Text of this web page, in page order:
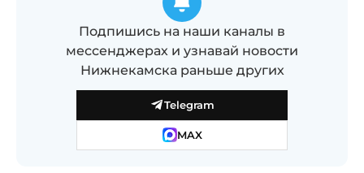
Подпишись на наши каналы в
мессенджерах и узнавай новости
Нижнекамска раньше других
Telegram
MAX